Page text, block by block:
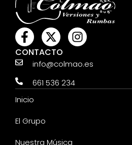
CONTACTO
info@colmao.es
661 536 234
Inicio
El Grupo
Nuestra Música